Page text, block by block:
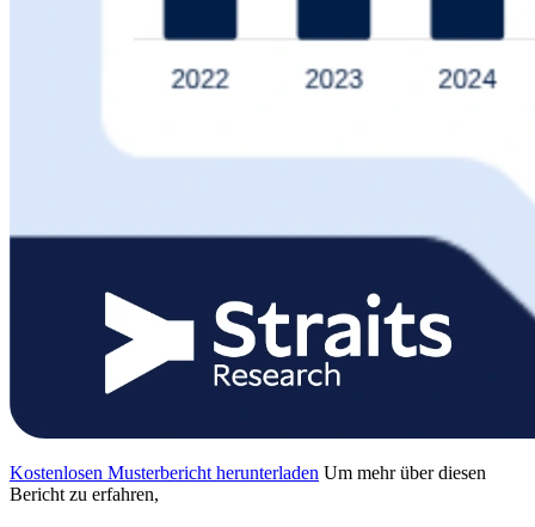
Kostenlosen Musterbericht herunterladen Um mehr über diesen
Bericht zu erfahren,